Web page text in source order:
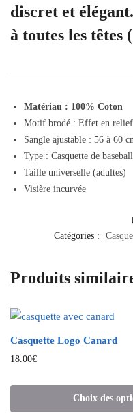
discret et
à toutes les têtes
Matériau : 100% Coton
Motif brodé : Effet en relief
Sangle ajustable : 56 à 60
Type : Casquette de baseball
Taille universelle (adultes)
Visière incurvée
Catégories :
Produits
Casquette Logo Canard
18.00€
Choix des